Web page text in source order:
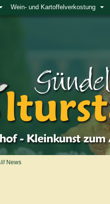
Wein- und Kartoffelverkostung
/// News